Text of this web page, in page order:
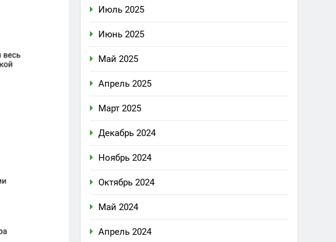
Июль 2025
Июнь 2025
Май 2025
Апрель 2025
Март 2025
Декабрь 2024
Ноябрь 2024
Октябрь 2024
Май 2024
Апрель 2024